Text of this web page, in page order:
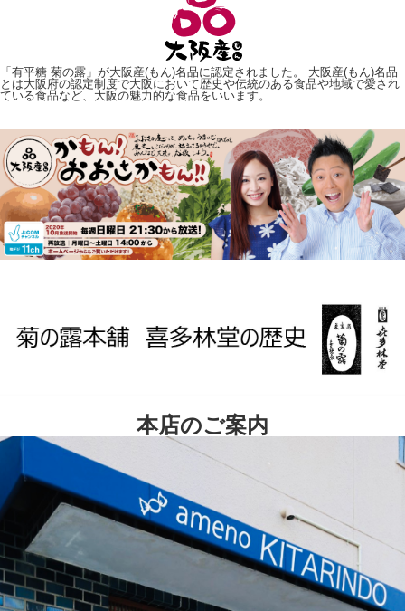
「有平糖 菊の露」が大阪産(もん)名品に認定されました。 大阪産(もん)名品
とは大阪府の認定制度で大阪において歴史や伝統のある食品や地域で愛され
ている食品など、大阪の魅力的な食品をいいます。
本店のご案内